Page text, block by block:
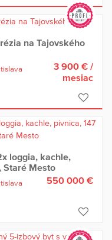
na Tajovského
3 900 € /
mesiac
loggia, kachle,
Staré Mesto
550 000 €